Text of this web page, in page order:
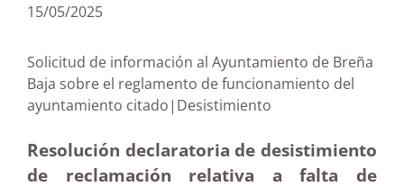
15/05/2025
Solicitud de información al Ayuntamiento de Breña
Baja sobre el reglamento de funcionamiento del
ayuntamiento citado|Desistimiento
Resolución declaratoria de desistimiento
de reclamación relativa a falta de